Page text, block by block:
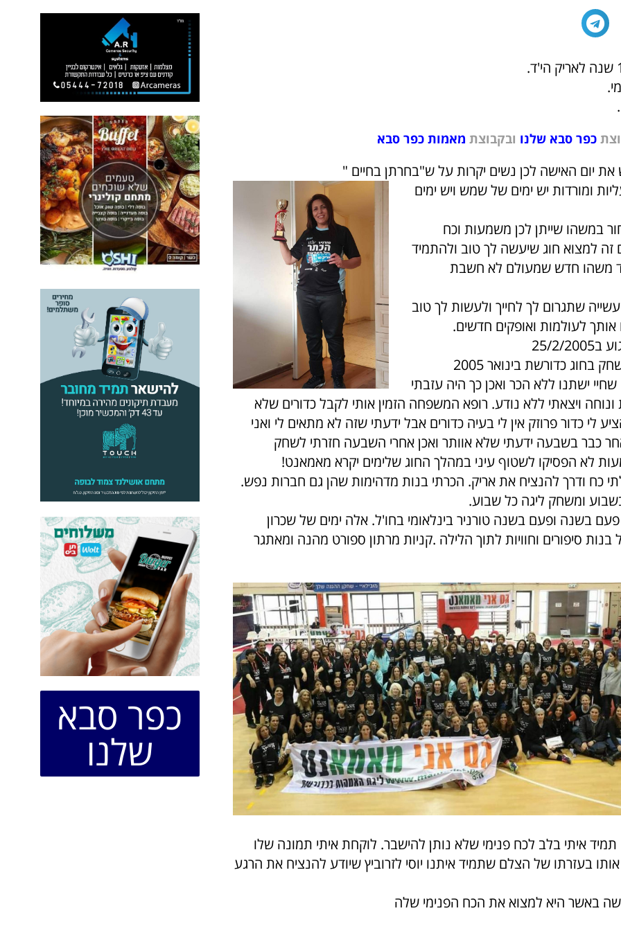
כפר סבא שלנו ובקבוצת מאמות כפר סבא
יום האישה לכן נשים יקרות על ש"בחרתן בחיים "
ומורדות יש ימים של שמש ויש ימים
במשהו שייתן לכן משמעות וכח
זה למצוא חוג שיעשה לך טוב ולהתמיד
משהו חדש שמעולם לא חשבת
שתגרום לך לחייך ולעשות לך טוב
לעולמות ואופקים חדשים.
2005
אני התחלתי לשחק בחוג כדורשת בינואר 2005
ישתנו ללא הכר ואכן כך היה עזבתי
ויצאתי ללא נודע. רופא המשפחה הזמין אותי לקבל כדורים שלא
לי כדור פרוזק אין לי בעיה כדורים אבל ידעתי שזה לא מתאים לי ואני
כבר בשבעה ידעתי שלא אוותר ואכן אחרי השבעה חזרתי לשחק
לא הפסיקו לשטוף עיני במהלך החוג שלימים יקרא מאמאנט!
כח ודרך להנציח את אריק. הכרתי בנות מדהימות שהן גם חברות נפש.
ומשחק ליגה כל שבוע.
בשנה ופעם בשנה טורניר בינלאומי בחו'ל. אלה ימים של שכרון
סיפורים וחוויות לתוך הלילה .קניות מרתון ספורט מהנה ומאתגר
תמיד איתי בלב לכח פנימי שלא נותן להישבר. לוקחת איתי תמונה שלו
בעזרתו של הצלם שתמיד איתנו יוסי לזרוביץ שיודע להנציח את הרגע
באשר היא למצוא את הכח הפנימי שלה
כפר סבא
שלנו